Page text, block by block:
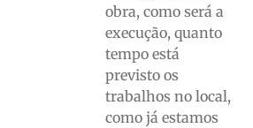
obra, como será a
execução, quanto
tempo está
previsto os
trabalhos no local,
como já estamos